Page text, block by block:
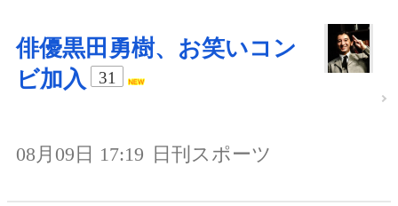
俳優黒田勇樹、お笑いコン
ビ加入
31
08月09日 17:19 日刊スポーツ